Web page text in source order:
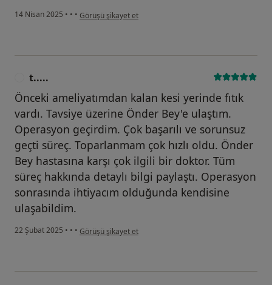
14 Nisan 2025 • • • kullanıcının görüşüne göre k.....
Görüşü şikayet et
t.....
Önceki ameliyatımdan kalan kesi yerinde fıtık
vardı. Tavsiye üzerine Önder Bey'e ulaştım.
Operasyon geçirdim. Çok başarılı ve sorunsuz
geçti süreç. Toparlanmam çok hızlı oldu. Önder
Bey hastasına karşı çok ilgili bir doktor. Tüm
süreç hakkında detaylı bilgi paylaştı. Operasyon
sonrasında ihtiyacım olduğunda kendisine
ulaşabildim.
22 Şubat 2025 • • • kullanıcının görüşüne göre t.....
Görüşü şikayet et